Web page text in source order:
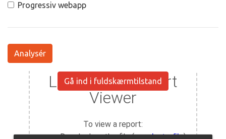
Progressiv webapp
Analysér
Gå ind i fuldskærmtilstand